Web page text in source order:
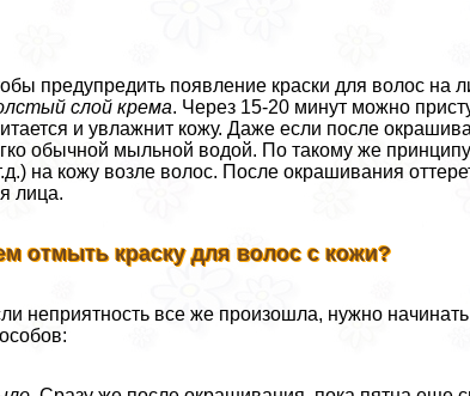
предупредить появление краски для волос на
слой крема. Через 15-20 минут можно
и увлажнит кожу. Даже если после
обычной мыльной водой. По такому же
на кожу возле волос. После окрашивания
лица.
отмыть краску для волос с кожи?
неприятность все же произошла, нужно